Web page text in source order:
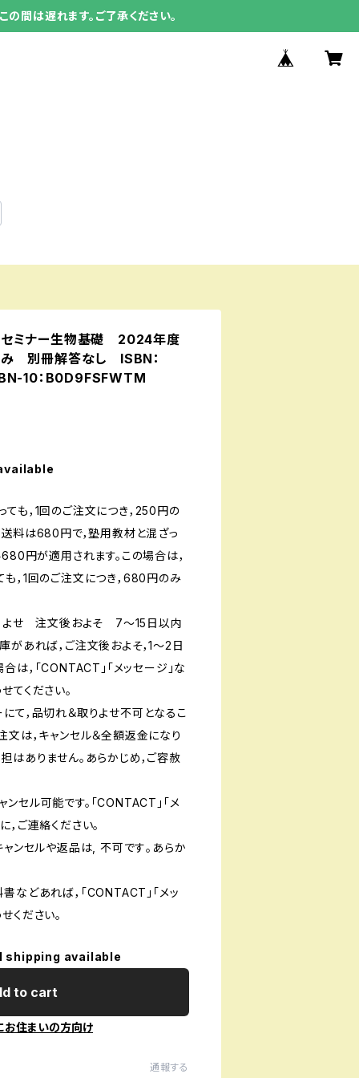
間は遅れます。ご了承ください。
ミナー生物基礎 2024年度
別冊解答なし ISBN：
10：B0D9FSFWTM
も，1回のご注文につき，250円の
料は680円で，塾用教材と混ざっ
円が適用されます。この場合は，
，1回のご注文につき，680円のみ
りよせ 注文後およそ 7〜15日以内
があれば，ご注文後およそ，1〜2日
は，「CONTACT」「メッセージ」な
てください。
て，品切れ＆取りよせ不可となるこ
文は，キャンセル＆全額返金になり
はありません。あらかじめ，ご容赦
セル可能です。「CONTACT」「メ
，ご連絡ください。
ンセルや返品は, 不可です｡あらか
などあれば，「CONTACT」「メッ
ください。
shipping available
to cart
お住まいの方向け
通報する